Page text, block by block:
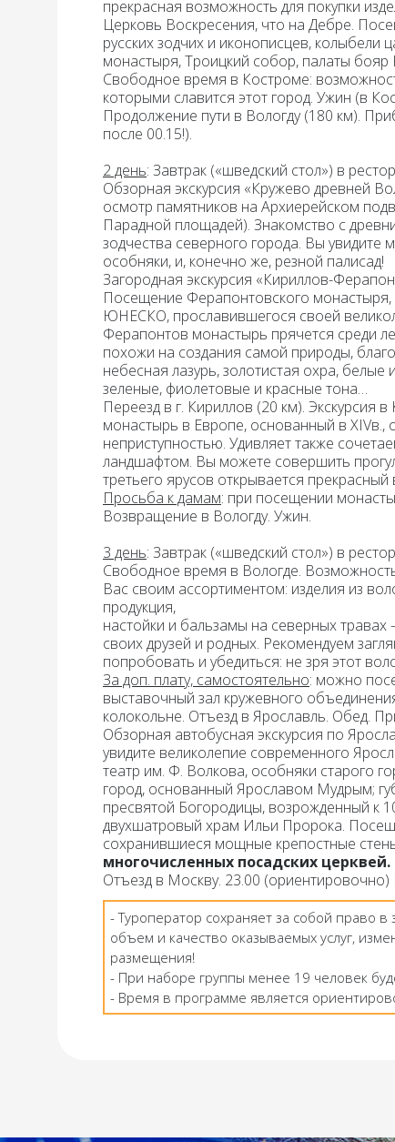
прекрасная возможность для покупки
Церковь Воскресения, что на Дебре.
русских зодчих и иконописцев, колыбели
монастыря, Троицкий собор, палаты
Свободное время в Костроме:
которыми славится этот город. Ужин (в
Продолжение пути в Вологду (180 км).
после 00.15!).
2 день: Завтрак («шведский стол») в
Обзорная экскурсия «Кружево древней
осмотр памятников на Архиерейском
Парадной площадей). Знакомство с
зодчества северного города. Вы увидите
особняки, и, конечно же, резной палисад!
Загородная экскурсия «Кириллов-
Посещение Ферапонтовского монастыря,
ЮНЕСКО, прославившегося своей
Ферапонтов монастырь прячется среди
похожи на создания самой природы,
небесная лазурь, золотистая охра,
зеленые, фиолетовые и красные тона…
Переезд в г. Кириллов (20 км). Экскурсия
монастырь в Европе, основанный в
неприступностью. Удивляет также
ландшафтом. Вы можете совершить
третьего ярусов открывается
Просьба к дамам: при посещении
Возвращение в Вологду. Ужин.
3 день: Завтрак («шведский стол») в
Свободное время в Вологде.
Вас своим ассортиментом: изделия из
продукция,
настойки и бальзамы на северных
своих друзей и родных. Рекомендуем
попробовать и убедиться: не зря этот
За доп. плату, самостоятельно: можно
выставочный зал кружевного
колокольне. Отъезд в Ярославль. Обед.
Обзорная автобусная экскурсия по
увидите великолепие современного
театр им. Ф. Волкова, особняки старого
город, основанный Ярославом Мудрым;
пресвятой Богородицы, возрожденный к
двухшатровый храм Ильи Пророка.
сохранившиеся мощные крепостные
многочисленных посадских церквей.
Отъезд в Москву. 23.00
- Туроператор сохраняет за собой право
объем и качество оказываемых услуг,
размещения!
- При наборе группы менее 19 человек
- Время в программе является